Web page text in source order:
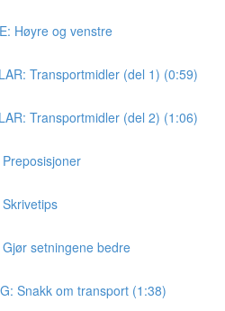
Høyre og venstre
Transportmidler (del 1) (0:59)
Transportmidler (del 2) (1:06)
setningene bedre
Snakk om transport (1:38)